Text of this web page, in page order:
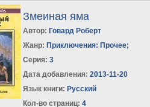
Змеиная яма
Автор: Говард Роберт
Жанр: Приключения: Прочее;
Серия:3
Дата добавления: 2013-11-20
Язык книги: Русский
Кол-во страниц: 4